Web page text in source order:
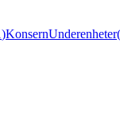
)KonsernUnderenheter(